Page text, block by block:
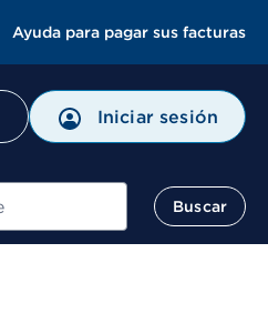
Ayuda para pagar sus facturas
Iniciar sesión
Buscar